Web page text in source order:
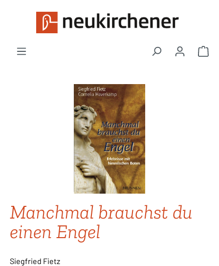
Zum Hauptinhalt springen
Bildergalerie überspringen
Manchmal brauchst du
einen Engel
Siegfried Fietz